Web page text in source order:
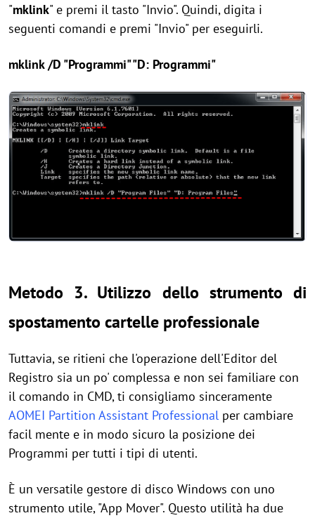
"mklink" e premi il tasto "Invio". Quindi, digita i
seguenti comandi e premi "Invio" per eseguirli.
mklink /D "Programmi" "D: Programmi"
Metodo 3. Utilizzo dello strumento di
spostamento cartelle professionale
Tuttavia, se ritieni che l'operazione dell'Editor del
Registro sia un po' complessa e non sei familiare con
il comando in CMD, ti consigliamo sinceramente
AOMEI Partition Assistant Professional per cambiare
facil mente e in modo sicuro la posizione dei
Programmi per tutti i tipi di utenti.
È un versatile gestore di disco Windows con uno
strumento utile, "App Mover". Questo utilità ha due